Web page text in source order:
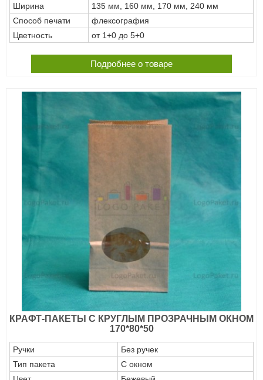
Ширина
135 мм, 160 мм, 170 мм, 240 мм
Способ печати
флексография
Цветность
от 1+0 до 5+0
Подробнее о товаре
КРАФТ-ПАКЕТЫ С КРУГЛЫМ ПРОЗРАЧНЫМ ОКНОМ
170*80*50
Ручки
Без ручек
Тип пакета
С окном